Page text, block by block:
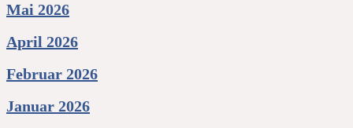
Mai 2026
April 2026
Februar 2026
Januar 2026